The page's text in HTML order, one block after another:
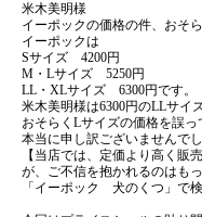
米木美明様
イーポックの価格の件、おそ
イーポックは
Sサイズ 4200円
M・Lサイズ 5250円
LL・XLサイズ 6300円です。
米木美明様は6300円のLLサイ
おそらくLサイズの価格を誤っ
本当に申し訳ございませんでし
【当店では、定価より高く販
が、ご不信を抱かれるのはも
「イーポック 犬のくつ」で